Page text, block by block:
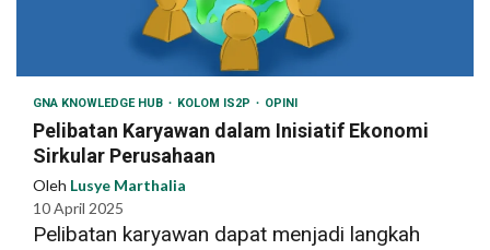
GNA KNOWLEDGE HUB KOLOM IS2P OPINI
Pelibatan Karyawan dalam Inisiatif Ekonomi
Sirkular Perusahaan
Oleh Lusye Marthalia
10 April 2025
Pelibatan karyawan dapat menjadi langkah